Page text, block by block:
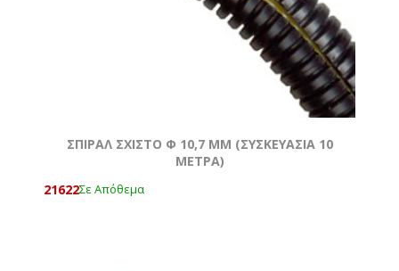
ΣΠΙΡΑΛ ΣΧΙΣΤΟ Φ 10,7 MM (ΣΥΣΚΕΥΑΣΙΑ 10
ΜΕΤΡΑ)
21622Σε Απόθεμα